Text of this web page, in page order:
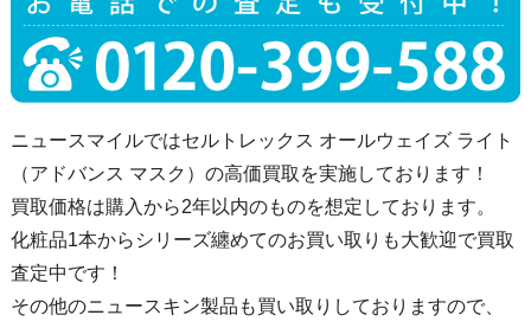
ニュースマイルではセルトレックス オールウェイズ ライト
（アドバンス マスク）の高価買取を実施しております！
買取価格は購入から2年以内のものを想定しております。
化粧品1本からシリーズ纏めてのお買い取りも大歓迎で買取
査定中です！
その他のニュースキン製品も買い取りしておりますので、